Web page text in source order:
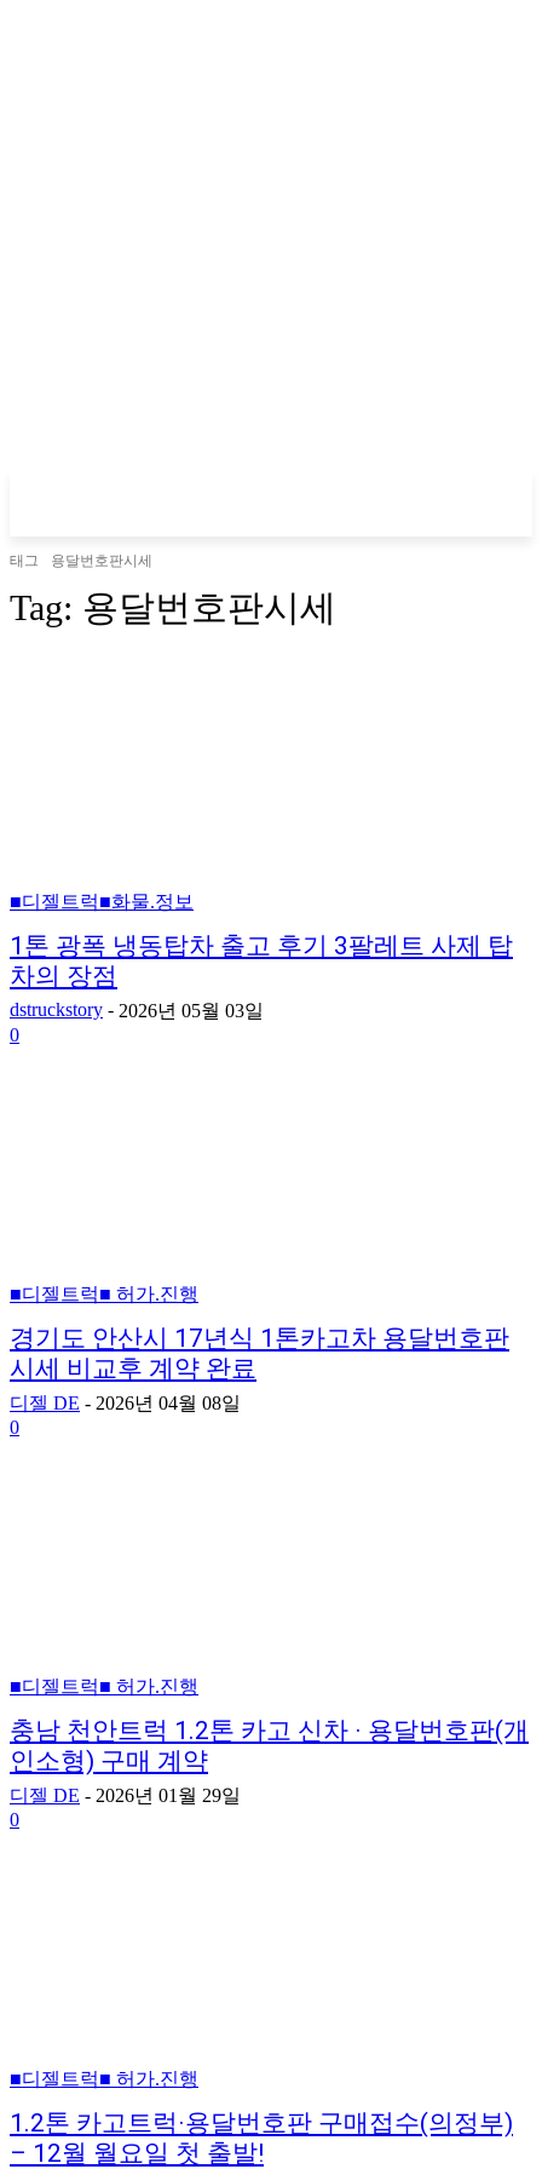
태그 용달번호판시세
Tag: 용달번호판시세
■디젤트럭■화물.정보
1톤 광폭 냉동탑차 출고 후기 3팔레트 사제 탑
차의 장점
dstruckstory - 2026년 05월 03일
0
■디젤트럭■ 허가.진행
경기도 안산시 17년식 1톤카고차 용달번호판
시세 비교후 계약 완료
디젤 DE - 2026년 04월 08일
0
■디젤트럭■ 허가.진행
충남 천안트럭 1.2톤 카고 신차 · 용달번호판(개
인소형) 구매 계약
디젤 DE - 2026년 01월 29일
0
■디젤트럭■ 허가.진행
1.2톤 카고트럭·용달번호판 구매접수(의정부)
– 12월 월요일 첫 출발!